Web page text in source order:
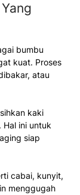
bumbu
kuat. Proses
atau
kaki
Hal ini untuk
siap
cabai, kunyit,
menggugah